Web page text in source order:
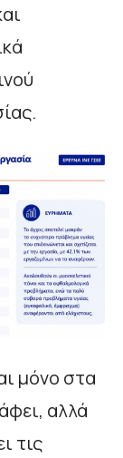
μόνο στα
αλλά
τις